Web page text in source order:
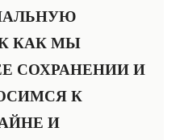
КАК МЫ
СОХРАНЕНИИ И
К
И